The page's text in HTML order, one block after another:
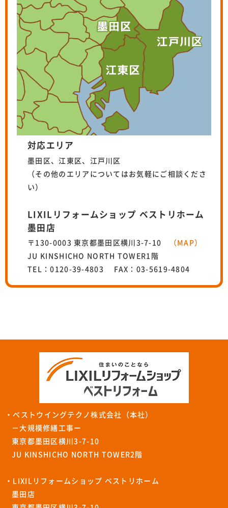
対応エリア
墨田区、江東区、江戸川区
（その他のエリアについてはお気軽にご相談くださ
い）
LIXILリフォームショップ ベストリホーム
墨田店
〒130-0003 東京都墨田区横川3-7-10
（MAP）
JU KINSHICHO NORTH TOWER1階
TEL：0120-39-4803 FAX：03-5619-4804
・ベストウイングテクノ株式会社（本社）
－大規模修繕工事ー
東京都墨田区横川3-7-10
JU KINSHICHO NORTH TOWER2階
・LIXILリフォームショップ ベストリホーム
墨田店